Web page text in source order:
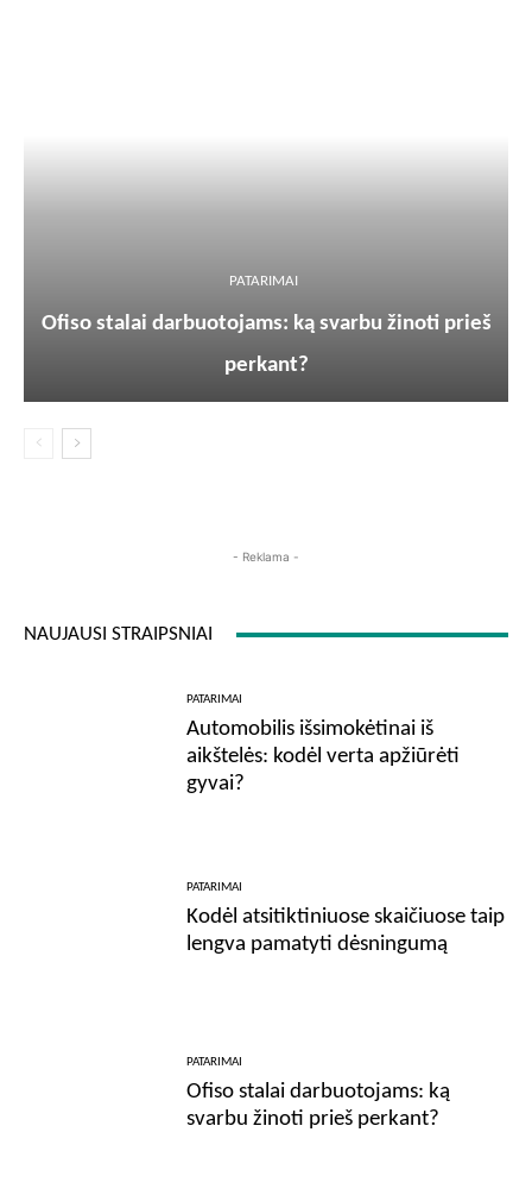
PATARIMAI
Ofiso stalai darbuotojams: ką svarbu žinoti prieš
perkant?
- Reklama -
NAUJAUSI STRAIPSNIAI
PATARIMAI
Automobilis išsimokėtinai iš
aikštelės: kodėl verta apžiūrėti
gyvai?
PATARIMAI
Kodėl atsitiktiniuose skaičiuose taip
lengva pamatyti dėsningumą
PATARIMAI
Ofiso stalai darbuotojams: ką
svarbu žinoti prieš perkant?